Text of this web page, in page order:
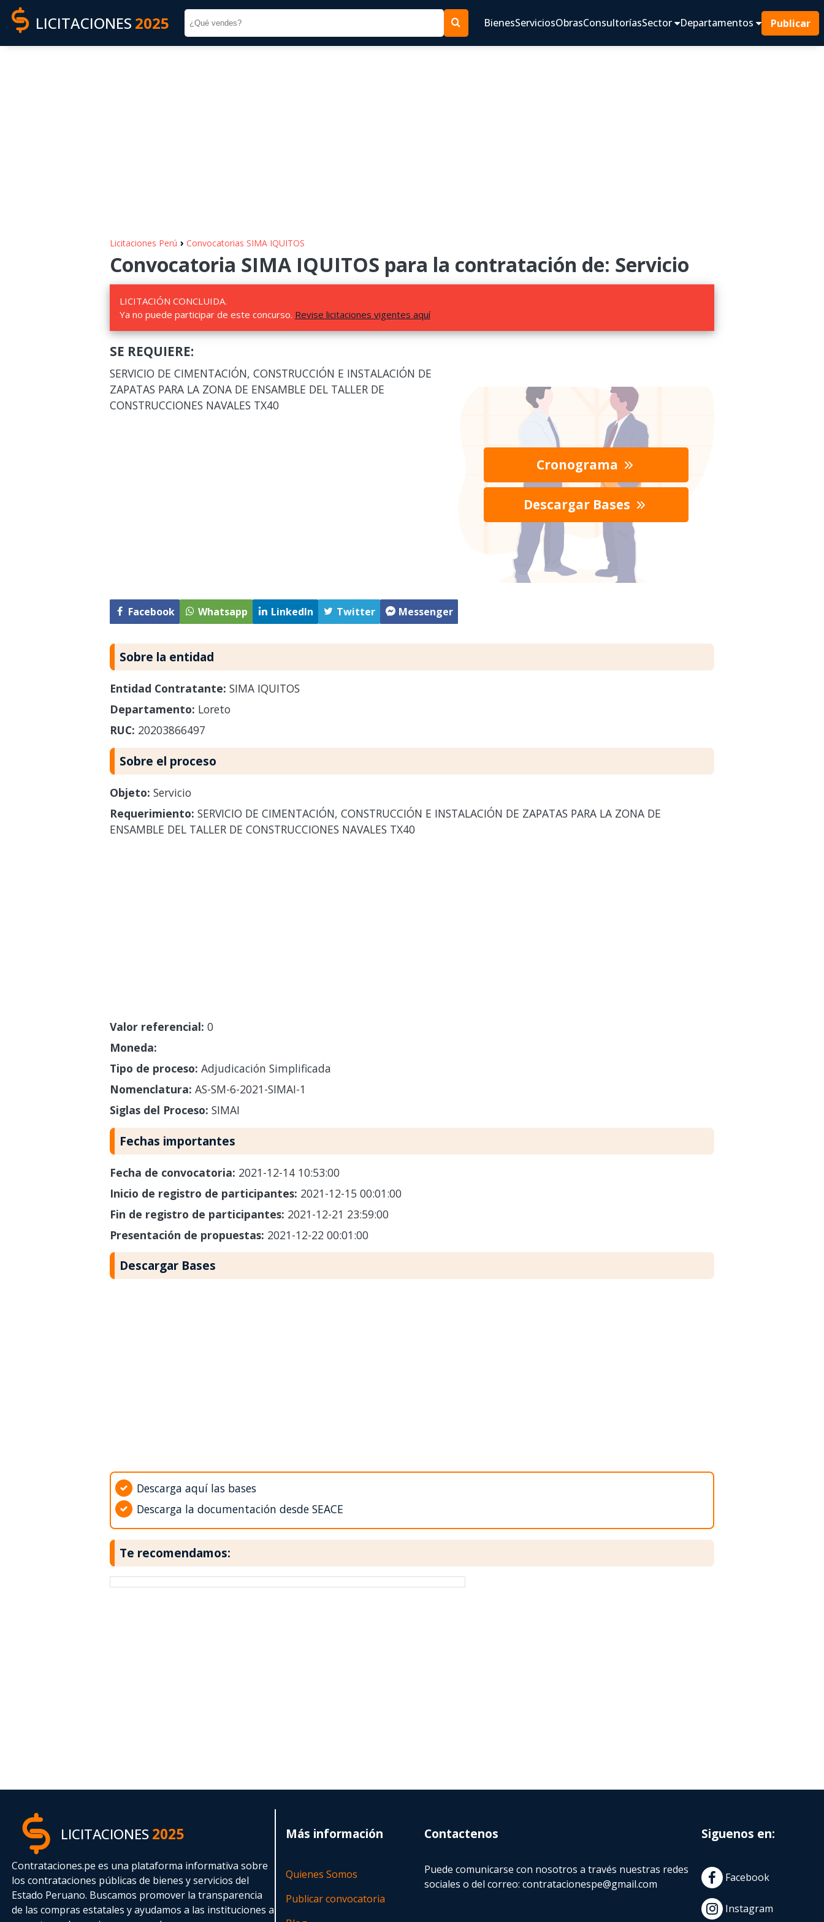
LICITACIONES 2025 BienesServiciosObrasConsultoríasSector Departamentos Publicar
Licitaciones Perú › Convocatorias SIMA IQUITOS
Convocatoria SIMA IQUITOS para la contratación de: Servicio
LICITACIÓN CONCLUIDA.
Ya no puede participar de este concurso. Revise licitaciones vigentes aquí
SE REQUIERE:
SERVICIO DE CIMENTACIÓN, CONSTRUCCIÓN E INSTALACIÓN DE
ZAPATAS PARA LA ZONA DE ENSAMBLE DEL TALLER DE
CONSTRUCCIONES NAVALES TX40
Facebook Whatsapp LinkedIn Twitter Messenger
Cronograma
Descargar Bases
Sobre la entidad
Entidad Contratante: SIMA IQUITOS
Departamento: Loreto
RUC: 20203866497
Sobre el proceso
Objeto: Servicio
Requerimiento: SERVICIO DE CIMENTACIÓN, CONSTRUCCIÓN E INSTALACIÓN DE ZAPATAS PARA LA ZONA DE
ENSAMBLE DEL TALLER DE CONSTRUCCIONES NAVALES TX40
Valor referencial: 0
Moneda:
Tipo de proceso: Adjudicación Simplificada
Nomenclatura: AS-SM-6-2021-SIMAI-1
Siglas del Proceso: SIMAI
Fechas importantes
Fecha de convocatoria: 2021-12-14 10:53:00
Inicio de registro de participantes: 2021-12-15 00:01:00
Fin de registro de participantes: 2021-12-21 23:59:00
Presentación de propuestas: 2021-12-22 00:01:00
Descargar Bases
Descarga aquí las bases
Descarga la documentación desde SEACE
Te recomendamos:
LICITACIONES2025
Contrataciones.pe es una plataforma informativa sobre
los contrataciones públicas de bienes y servicios del
Estado Peruano. Buscamos promover la transparencia
de las compras estatalesy ayudamos a las instituciones a
Más información
Quienes Somos
Publicar convocatoria
Contactenos
Puede comunicarse con nosotros a través nuestras redes
sociales o del correo:contratacionespe@gmail.com
Siguenos en:
Facebook
Instagram